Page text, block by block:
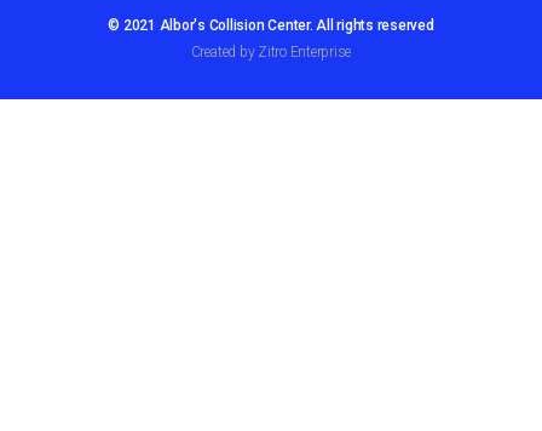
© 2021 Albor's Collision Center. All rights reserved
Created by Zitro Enterprise